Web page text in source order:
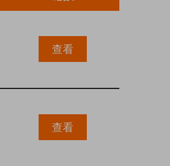
查看
查看